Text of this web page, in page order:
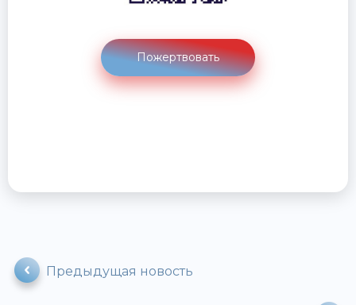
Пожертвовать
Предыдущая новость